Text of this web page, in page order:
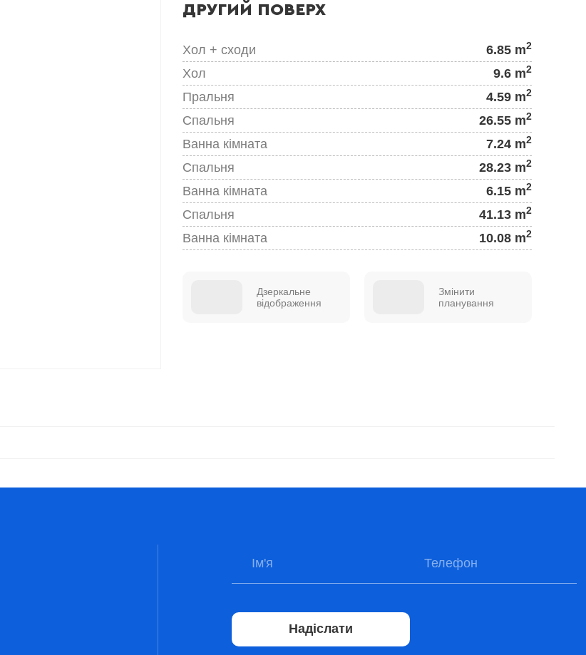
ДРУГИЙ ПОВЕРХ
Хол + сходи 6.85 m2
Хол 9.6 m2
Пральня 4.59 m2
Спальня 26.55 m2
Ванна кімната 7.24 m2
Спальня 28.23 m2
Ванна кімната 6.15 m2
Спальня 41.13 m2
Ванна кімната 10.08 m2
Дзеркальне
відображення
Змінити
планування
Надіслати